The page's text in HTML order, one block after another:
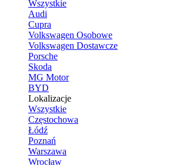
Wszystkie
Audi
Cupra
Volkswagen Osobowe
Volkswagen Dostawcze
Porsche
Skoda
MG Motor
BYD
Lokalizacje
Wszystkie
Częstochowa
Łódź
Poznań
Warszawa
Wrocław